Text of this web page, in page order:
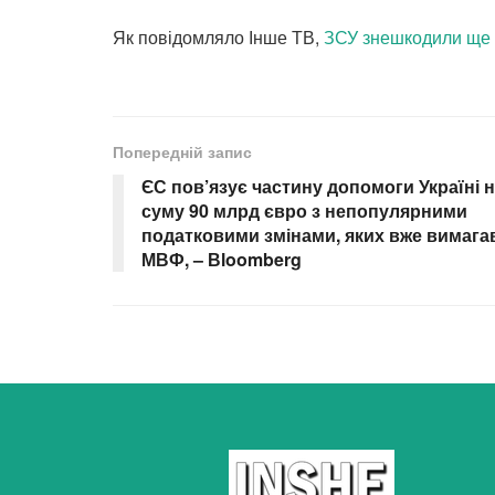
Як повідомляло Інше ТВ, ЗСУ знешкодили ще
Попередній запис
ЄС пов’язує частину допомоги Україні
суму 90 млрд євро з непопулярними
податковими змінами, яких вже
МВФ, – Вloomberg